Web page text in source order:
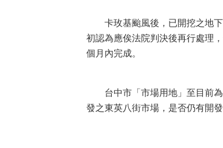
卡玫基颱風後，已開挖之地下
初認為應俟法院判決後再行處理
個月內完成。
台中市「市場用地」至目前為
發之東英八街市場，是否仍有開